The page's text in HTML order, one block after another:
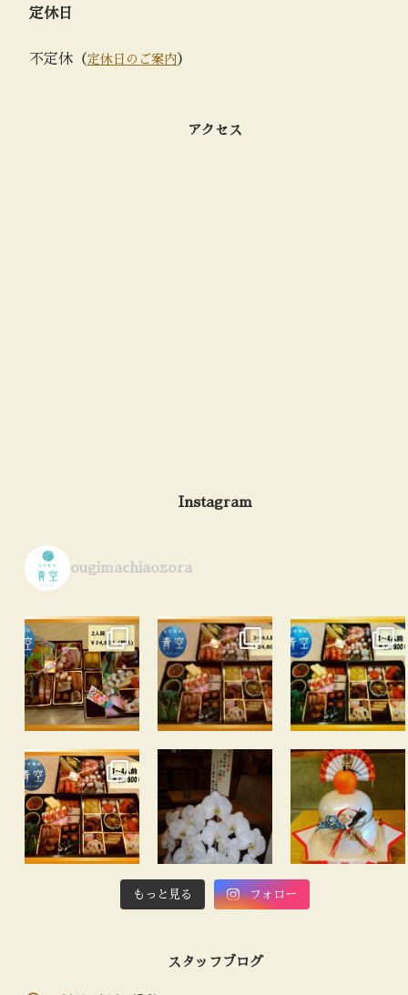
定休日
不定休（定休日のご案内）
アクセス
Instagram
ougimachiaozora
もっと見る フォロー
スタッフブログ